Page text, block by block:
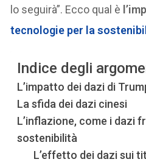
lo seguirà”. Ecco qual è
tecnologie per la
Indice degli
L’impatto dei dazi di
La sfida dei dazi cinesi
L’inflazione, come i dazi
sostenibilità
L’effetto dei dazi sui